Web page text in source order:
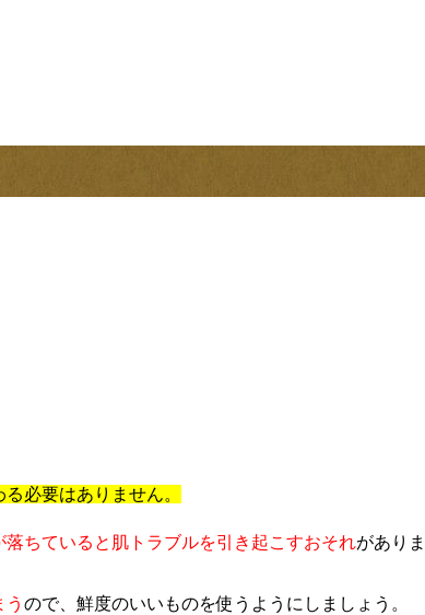
必要はありません。
落ちていると肌トラブルを引き起こすおそれがありま
ので、鮮度のいいものを使うようにしましょう。